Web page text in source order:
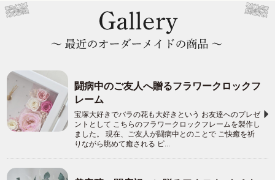
闘病中のご友人へ贈るフラワークロックフ
レーム
宝塚大好きでバラの花も大好きという お友達へのプレゼ
ントとして こちらのフラワークロックフレームを製作し
ました。 現在、ご友人が闘病中とのことで ご快癒を祈
りながら眺めて癒される ピ...